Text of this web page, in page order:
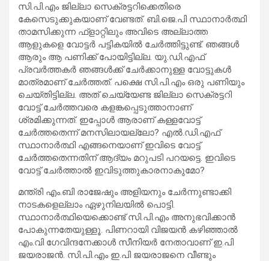
സി.പി.എം ജില്ലാ സെക്രട്ടറിക്കെതിരെ
കേസെടുക്കുകയാണ് വേണ്ടത്. ബി.ജെ.പി സ്ഥാനാര്‍ത്ഥി
താമസിക്കുന്ന ഫ്‌ളാറ്റിലും അവിടെ അല്ലാത്ത
ആളുകളെ വോട്ടര്‍ പട്ടികയില്‍ ചേര്‍ത്തിട്ടുണ്ട്. ഞങ്ങള്‍
ആരും ആ പണിക്ക് പോയിട്ടില്ല. യു.ഡി.എഫ്
പ്രവര്‍ത്തകര്‍ ഞങ്ങള്‍ക്ക് ചേര്‍ക്കാനുള്ള വോട്ടുകള്‍
മാത്രമാണ് ചേര്‍ത്തത്. പക്ഷെ സി.പി.എം ഒരു പണിയും
ചെയ്തിട്ടില്ല. അത് ചെയ്യേണ്ട ജില്ലാ സെക്രട്ടറി
വോട്ട് ചേര്‍ത്തവരെ കളങ്കപ്പെടുത്താനാണ്
ശ്രമിക്കുന്നത്. ഇപ്പോള്‍ ആരാണ് കള്ളവോട്ട്
ചേര്‍ത്തതെന്ന് മനസിലായല്ലോ? എല്‍.ഡി.എഫ്
സ്ഥാനാര്‍ത്ഥി എങ്ങനെയാണ് ഇവിടെ വോട്ട്
ചേര്‍ത്തതെന്നതിന് ആദ്യം മറുപടി പറയട്ടെ. ഇവിടെ
വോട്ട് ചേര്‍ത്താല്‍ ഇവിടുത്തുകാരനാകുമോ?
മന്ത്രി എം.ബി രാജേഷും അളിയനും ചേര്‍ന്നുണ്ടാക്കി
നാടകളെല്ലാം ഏഴുനിലയില്‍ പൊട്ടി.
സ്ഥാനാര്‍ത്ഥിയെക്കൊണ്ട് സി.പി.എം അനുഭവിക്കാന്‍
പോകുന്നതേയുള്ളൂ. പിണറായി വിജയന്‍ കഴിഞ്ഞാല്‍
എം.വി ഗേവിന്ദനേക്കാള്‍ സീനിയര്‍ നേതാവാണ് ഇ.പി
ജയരാജന്‍. സി.പി.എം ഇ.പി ജയരാജനെ വീണ്ടും